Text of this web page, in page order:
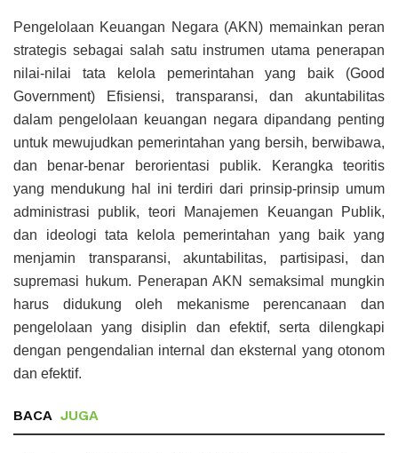
Pengelolaan Keuangan Negara (AKN) memainkan peran
strategis sebagai salah satu instrumen utama penerapan
nilai-nilai tata kelola pemerintahan yang baik (Good
Government) Efisiensi, transparansi, dan akuntabilitas
dalam pengelolaan keuangan negara dipandang penting
untuk mewujudkan pemerintahan yang bersih, berwibawa,
dan benar-benar berorientasi publik. Kerangka teoritis
yang mendukung hal ini terdiri dari prinsip-prinsip umum
administrasi publik, teori Manajemen Keuangan Publik,
dan ideologi tata kelola pemerintahan yang baik yang
menjamin transparansi, akuntabilitas, partisipasi, dan
supremasi hukum. Penerapan AKN semaksimal mungkin
harus didukung oleh mekanisme perencanaan dan
pengelolaan yang disiplin dan efektif, serta dilengkapi
dengan pengendalian internal dan eksternal yang otonom
dan efektif.
BACA JUGA